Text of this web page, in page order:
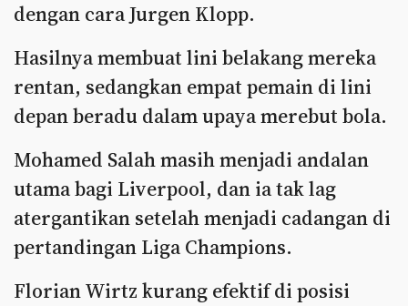
dengan cara Jurgen Klopp.
Hasilnya membuat lini belakang mereka
rentan, sedangkan empat pemain di lini
depan beradu dalam upaya merebut bola.
Mohamed Salah masih menjadi andalan
utama bagi Liverpool, dan ia tak lag
atergantikan setelah menjadi cadangan di
pertandingan Liga Champions.
Florian Wirtz kurang efektif di posisi